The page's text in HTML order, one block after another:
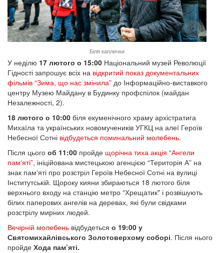
Біля каплички
У неділю 17 лютого о 15:00 Національний музей Революції
Гідності запрошує всіх на відкритий показ документальних
фільмів “Зима, що нас змінила” до Інформаційно-виставкого
центру Музею Майдану в Будинку профспілок (майдан
Незалежності, 2).
18 лютого о 10:00 біля екуменічного храму архістратига
Михаїла та українських новомучеників УГКЦ на алеї Героїв
Небесної Сотні відбудеться поминальний молебень.
Після цього об 11:00 пройде щорічна тиха акція “Ангели
пам‘яті”, ініційована мистецькою агенцією “Територія А” на
знак пам‘яті про розстріл Героїв Небесної Сотні на вулиці
Інститутській. Щороку кияни збираються 18 лютого біля
верхнього входу на станцію метро “Хрещатик" і розвішують
білих паперових ангелів на деревах, які були свідками
розстрілу мирних людей.
Вечірній молебень відбудеться о 19:00 у
Святомихайлівського Золотоверхому соборі. Після нього
пройде Хода пам’яті.